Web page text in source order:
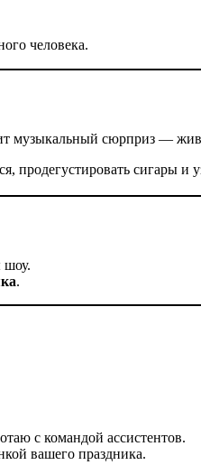
человека.
музыкальный сюрприз —
продегустировать сигары и
шоу.
.
с командой ассистентов.
вашего праздника.